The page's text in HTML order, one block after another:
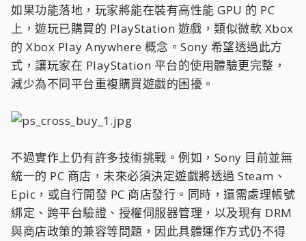
如果功能落地，玩家將能在裝有高性能 GPU 的 PC
上，遊玩已購買的 PlayStation 遊戲，類似微軟 Xbox
的 Xbox Play Anywhere 概念。Sony 希望透過此方
式，讓玩家在 PlayStation 平台的使用體驗更完整，
減少為不同平台重複購買遊戲的困擾。
不過實作上仍有許多技術挑戰。例如，Sony 目前並無
統一的 PC 商店，未來必須決定遊戲將透過 Steam、
Epic，或自行開發 PC 商店發行。同時，還需處理帳號
綁定、跨平台驗證、授權伺服器管理，以及現有 DRM
與商店政策的兼容等問題，因此具體運作方式仍不得